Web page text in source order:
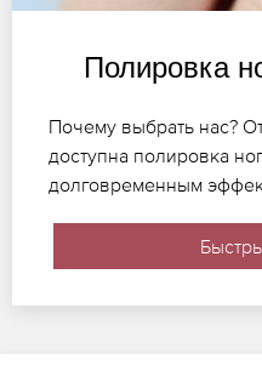
Полировка
Почему выбрать нас?
доступна полировка
долговременным